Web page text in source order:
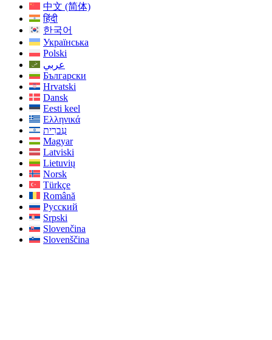
中文 (简体)
हिंदी
한국어
Українська
Polski
عربي
Български
Hrvatski
Dansk
Eesti keel
Ελληνικά
עִברִית
Magyar
Latviski
Lietuvių
Norsk
Türkçe
Română
Русский
Srpski
Slovenčina
Slovenščina